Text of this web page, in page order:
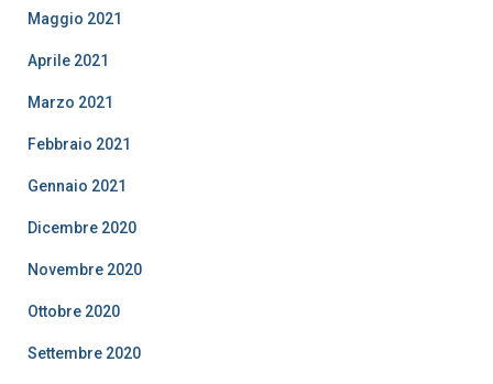
Maggio 2021
Aprile 2021
Marzo 2021
Febbraio 2021
Gennaio 2021
Dicembre 2020
Novembre 2020
Ottobre 2020
Settembre 2020